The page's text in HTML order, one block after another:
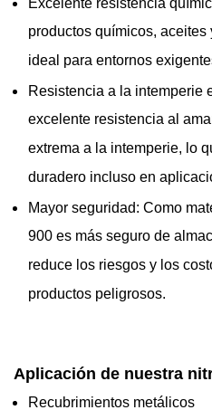
Excelente resistencia
productos químicos,
ideal para entornos
Resistencia a la intemperie
excelente resistencia al
extrema a la intemperie, lo
duradero incluso en
Mayor seguridad: Como
900 es más seguro de
reduce los riesgos y los
productos peligrosos.
Aplicación de nuestra
Recubrimientos metálicos